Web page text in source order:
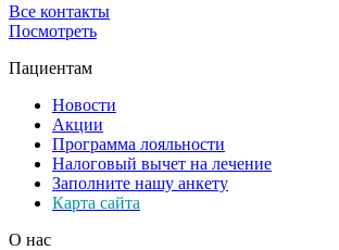
Все контакты
Посмотреть
Пациентам
Новости
Акции
Программа лояльности
Налоговый вычет на лечение
Заполните нашу анкету
Карта сайта
О нас